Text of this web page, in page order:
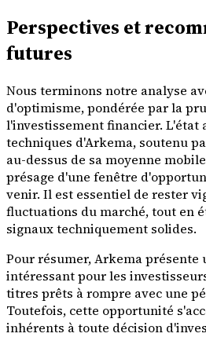
Perspectives et
futures
Nous terminons notre analyse
d'optimisme, pondérée par la
l'investissement financier. L'état
techniques d'Arkema, soutenu
au-dessus de sa moyenne
présage d'une fenêtre
venir. Il est essentiel de rester
fluctuations du marché, tout en
signaux techniquement solides.
Pour résumer, Arkema présente
intéressant pour les
titres prêts à rompre avec une
Toutefois, cette opportunité
inhérents à toute décision